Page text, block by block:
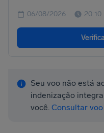
06/08/2026 20:10
Seu voo não está
indenização
você. Consultar voo